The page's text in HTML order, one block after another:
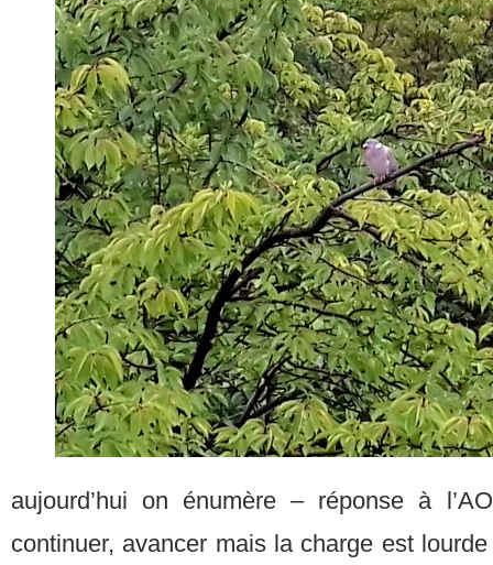
aujourd’hui on énumère – réponse à
continuer, avancer mais la charge est